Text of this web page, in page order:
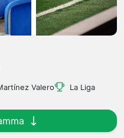
Valero La Liga